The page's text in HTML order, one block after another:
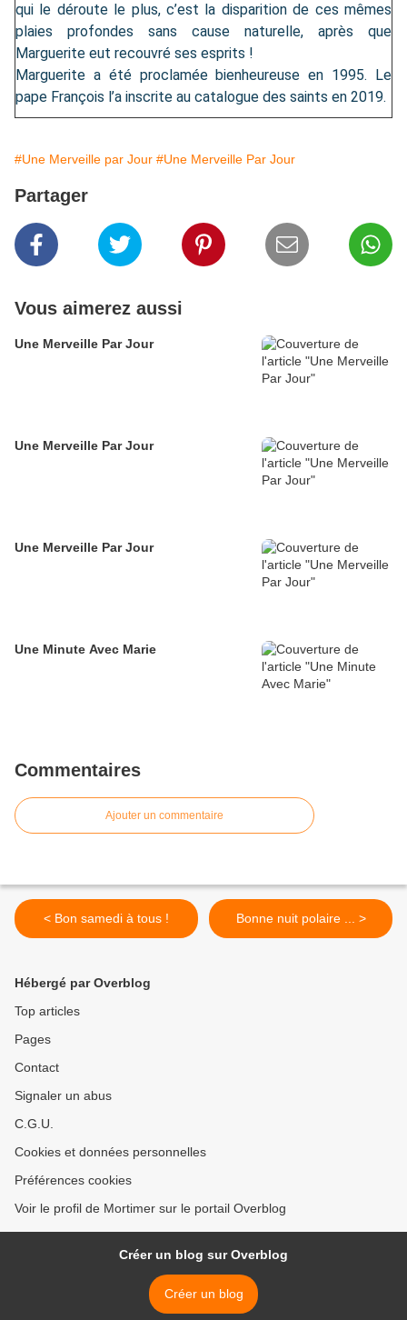
qui le déroute le plus, c’est la disparition de ces mêmes
plaies profondes sans cause naturelle, après que
Marguerite eut recouvré ses esprits !
Marguerite a été proclamée bienheureuse en 1995. Le
pape François l’a inscrite au catalogue des saints en 2019.
#Une Merveille par Jour #Une Merveille Par Jour
Partager
Vous aimerez aussi
Une Merveille Par Jour
Une Merveille Par Jour
Une Merveille Par Jour
Une Minute Avec Marie
Commentaires
Ajouter un commentaire
< Bon samedi à tous ! Bonne nuit polaire ... >
Hébergé par Overblog
Top articles
Pages
Contact
Signaler un abus
C.G.U.
Cookies et données personnelles
Préférences cookies
Voir le profil de Mortimer sur le portail Overblog
Créer un blog sur Overblog
Créer un blog